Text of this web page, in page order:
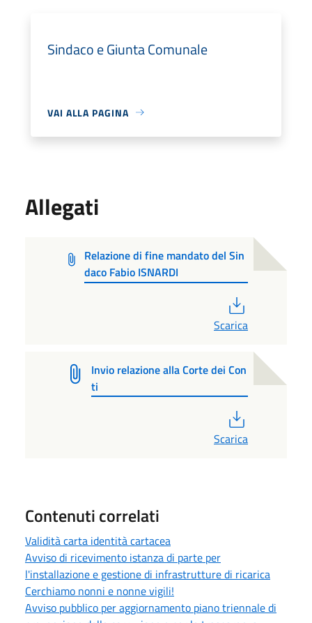
Sindaco e Giunta Comunale
VAI ALLA PAGINA
Allegati
Relazione di fine mandato del Sin
daco Fabio ISNARDI
Scarica
Invio relazione alla Corte dei Con
ti
Scarica
Contenuti correlati
Validità carta identità cartacea
Avviso di ricevimento istanza di parte per
l'installazione e gestione di infrastrutture di ricarica
Cerchiamo nonni e nonne vigili!
Avviso pubblico per aggiornamento piano triennale di